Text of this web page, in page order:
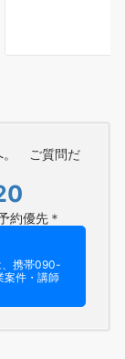
。 ご質問だ
約優先＊
、携帯090-
案件・講師